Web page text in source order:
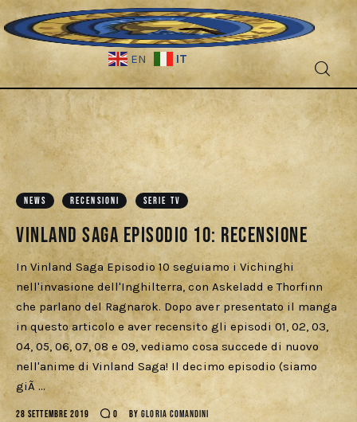
EN IT
Fantascienza
Fantasy
Games
Recensioni
Libri e fumetti
Cercatori
Download
NEWS RECENSIONI SERIE TV
Vinland Saga Episodio 10: recensione
In Vinland Saga Episodio 10 seguiamo i Vichinghi
nell'invasione dell'Inghilterra, con Askeladd e Thorfinn
che parlano del Ragnarok. Dopo aver presentato il manga
in questo articolo e aver recensito gli episodi 01, 02, 03,
04, 05, 06, 07, 08 e 09, vediamo cosa succede di nuovo
nell'anime di Vinland Saga! Il decimo episodio (siamo
giÃ …
28 SETTEMBRE 2019 0 BY GLORIA COMANDINI